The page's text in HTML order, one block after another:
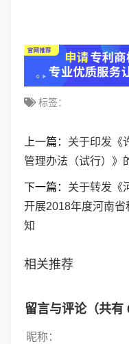
标签：
上一篇： 关于印发《
管理办法（试行）》
下一篇： 关于转发《
开展2018年度河南
知
相关推荐
留言与评论（共有
昵称：